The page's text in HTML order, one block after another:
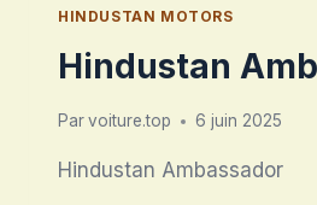
HINDUSTAN MOTORS
Hindustan
Parvoiture.top 6 juin 2025
Hindustan Ambassador